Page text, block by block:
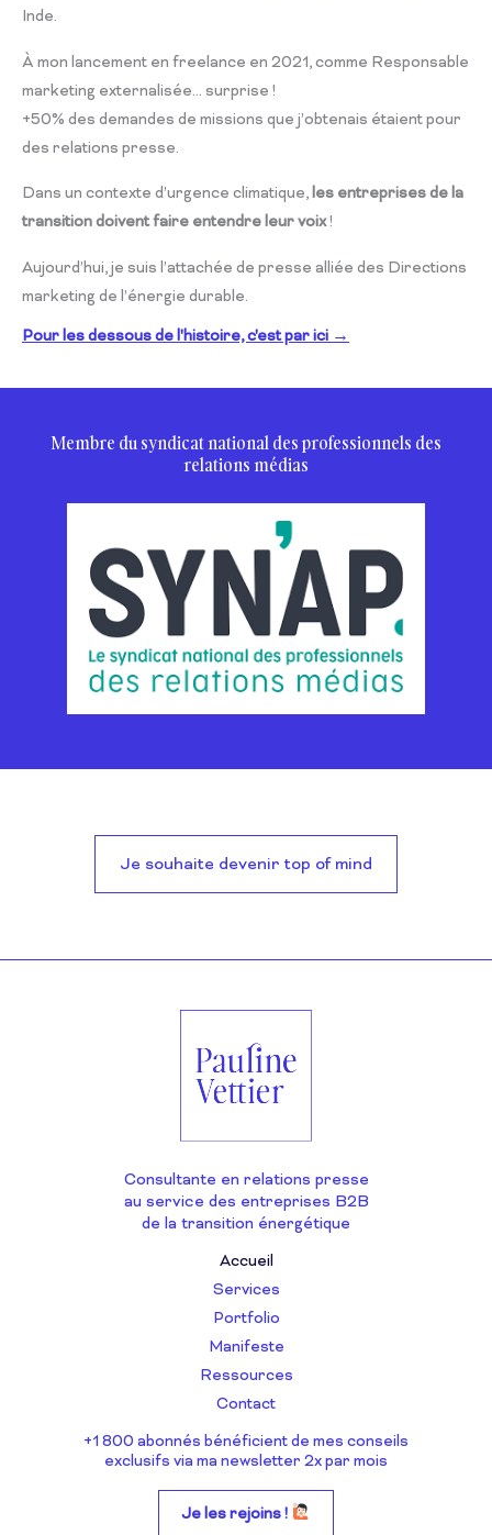
Inde.
À mon lancement en freelance en 2021, comme Responsable
marketing externalisée… surprise !
+50% des demandes de missions que j’obtenais étaient pour
des relations presse.
Dans un contexte d’urgence climatique,les entreprises de la
transition doivent faire entendre leur voix!
Aujourd’hui, je suis l’attachée de presse alliée des Directions
marketing de l’énergie durable.
Pour les dessous de l'histoire, c'est par ici →
Membre du syndicat national des professionnels des
relations médias
Je souhaite devenir top of mind
Consultante en relations presse
au service des entreprises B2B
de la transition énergétique
Accueil
Services
Portfolio
Manifeste
Ressources
Contact
+1 800 abonnés bénéficient de mes conseils
exclusifs via ma newsletter 2x par mois
Je les rejoins !